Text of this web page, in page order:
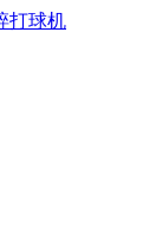
打球机